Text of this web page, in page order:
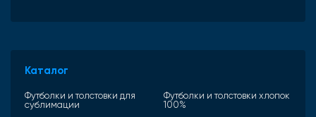
Каталог
Футболки и толстовки для
сублимации
Футболки и толстовки хлопок
100%